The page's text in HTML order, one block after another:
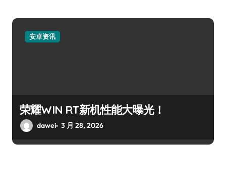
安卓资讯
荣耀WIN RT新机性能大曝光！
dawei 3 月 28, 2026